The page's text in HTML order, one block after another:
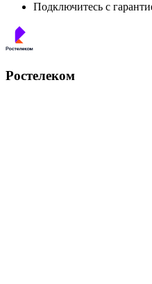
Подключитесь с
Ростелеком